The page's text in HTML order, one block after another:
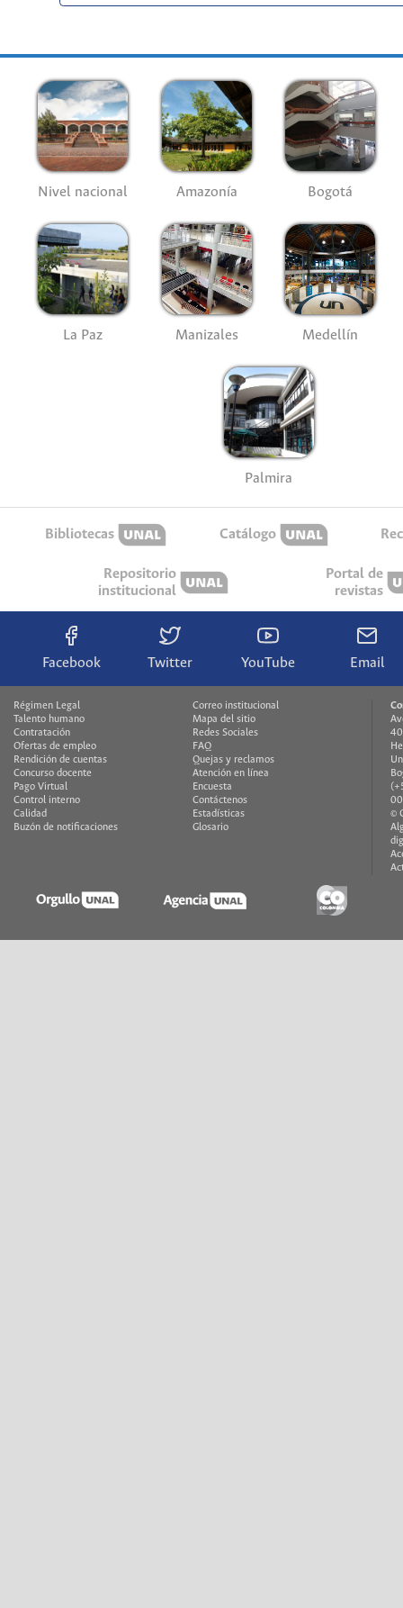
Nivel nacional Amazonía Bogotá
La Paz Manizales Medellín
Palmira
Bibliotecas Catálogo
Repositorio
institucional
Portal de
revistas
Facebook Twitter YouTube Email
Régimen Legal
Talento humano
Contratación
Ofertas de empleo
Rendición de cuentas
Concurso docente
Pago Virtual
Control interno
Calidad
Buzón de notificaciones
Correo institucional
Mapa del sitio
Redes Sociales
FAQ
Quejas y reclamos
Atención en línea
Encuesta
Contáctenos
Estadísticas
Glosario
©